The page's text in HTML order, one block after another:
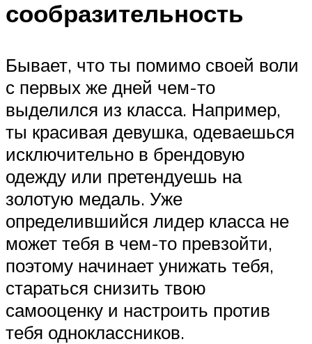
сообразительность
Бывает, что ты помимо своей воли
с первых же дней чем-то
выделился из класса. Например,
ты красивая девушка, одеваешься
исключительно в брендовую
одежду или претендуешь на
золотую медаль. Уже
определившийся лидер класса не
может тебя в чем-то превзойти,
поэтому начинает унижать тебя,
стараться снизить твою
самооценку и настроить против
тебя одноклассников.